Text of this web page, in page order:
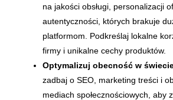
na jakości obsługi, personalizacji
autentyczności, których brakuje
platformom. Podkreślaj lokalne
firmy i unikalne cechy produktów.
Optymalizuj obecność w
zadbaj o SEO, marketing treści i
mediach społecznościowych, aby